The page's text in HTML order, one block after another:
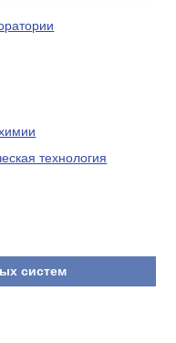
технология
систем